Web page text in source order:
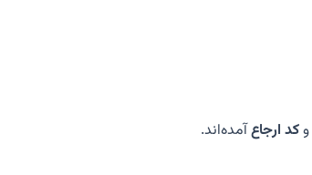
وکد ارجاعآمده‌اند.